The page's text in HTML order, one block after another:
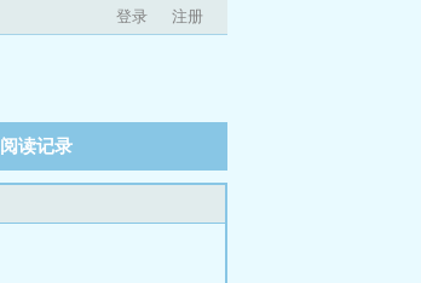
登录 注册
阅读记录